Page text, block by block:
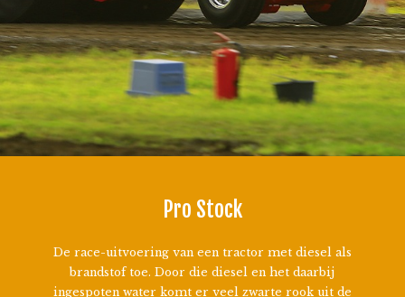
Pro Stock
De race-uitvoering van een tractor met diesel als
brandstof toe. Door die diesel en het daarbij
ingespoten water komt er veel zwarte rook uit de